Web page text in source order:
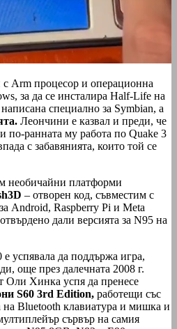
с Arm процесор и операционна
за да се инсталира Half-Life на
специално за Symbian, а
Леончини е казвал и преди, че
по-ранната му работа по Quake 3
с забавянията, които той се
необичайни платформи
– отворен код, съвместим с
Android, Raspberry Pi и Meta
дали версията за N95 на
успявала да поддържа игра,
още през далечната 2008 г.
Оли Хинка успя да пренесе
S60 3rd Edition, работещи със
Bluetooth клавиатура и мишка и
сървър на самия